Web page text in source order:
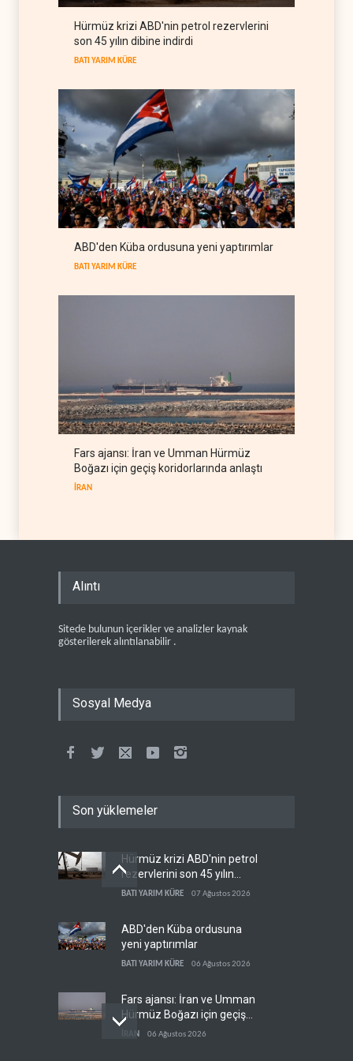
Kolombiya kartelleri
Ukrayna'daki İHA
Suudi Arabistan, Asya için
petrol fiyatını altı yılın en
düşüğüne indirdi
ARAP DÜNYASI 06 Ağustos 2026
İsrail, Afrika Boynuzu'nu
yeni güvenlik hattına
dönüştürüyor
İSRAİL 06 Ağustos 2026
bırakma diyaloğu için kanal
Hürmüz krizi ABD'nin petrol rezervlerini
son 45 yılın dibine indirdi
BATI YARIM KÜRE
ABD'den Küba ordusuna yeni yaptırımlar
BATI YARIM KÜRE
Fars ajansı: İran ve Umman Hürmüz
Boğazı için geçiş koridorlarında anlaştı
İRAN
Alıntı
Sitede bulunun içerikler ve analizler kaynak
gösterilerek alıntılanabilir .
Sosyal Medya
Son yüklemeler
Hürmüz krizi ABD'nin petrol
rezervlerini son 45 yılın
dibine indirdi
BATI YARIM KÜRE 07 Ağustos 2026
ABD'den Küba ordusuna
yeni yaptırımlar
BATI YARIM KÜRE 06 Ağustos 2026
Fars ajansı: İran ve Umman
Hürmüz Boğazı için geçiş
koridorlarında anlaştı
İRAN 06 Ağustos 2026